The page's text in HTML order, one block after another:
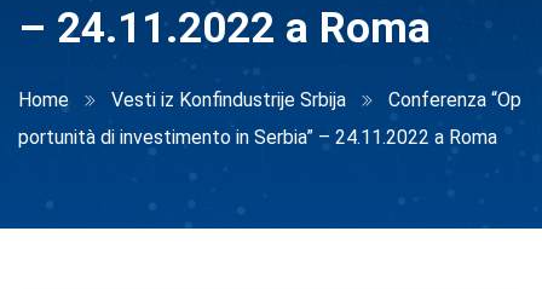
– 24.11.2022 a Roma
Home Vesti iz Konfindustrije Srbija
Conferenza “Op
portunità di investimento in Serbia” – 24.11.2022 a Roma